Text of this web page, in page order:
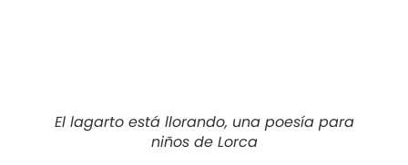
El lagarto está llorando, una poesía para
niños de Lorca